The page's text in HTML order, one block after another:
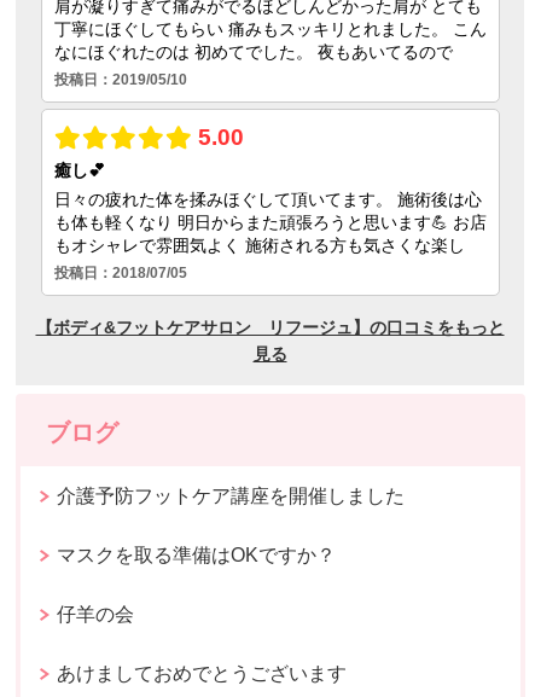
ブログ
介護予防フットケア講座を開催しました
マスクを取る準備はOKですか？
仔羊の会
あけましておめでとうございます